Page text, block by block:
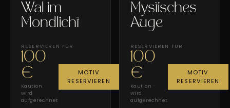
Wal im
Mondlicht
RESERVIEREN FÜR
100
€
Kaution ·
wird
aufgerechnet
MOTIV
RESERVIEREN
Mystisches
Auge
RESERVIEREN FÜR
100
€
Kaution ·
wird
aufgerechnet
MOTIV
RESERVIEREN